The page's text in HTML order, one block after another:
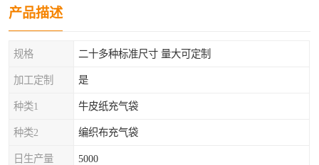
产品描述
规格 二十多种标准尺寸 量大可定制
加工定制 是
种类1 牛皮纸充气袋
种类2 编织布充气袋
日生产量 5000